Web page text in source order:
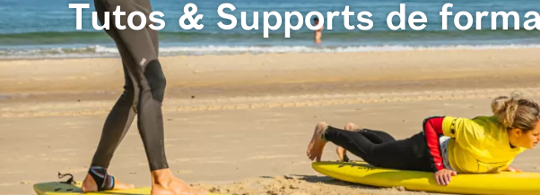
Tutos & Supports de